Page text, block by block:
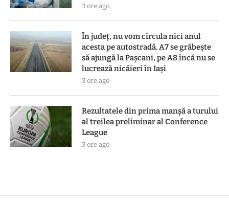
3 ore ago
În județ, nu vom circula nici anul
acesta pe autostradă. A7 se grăbește
să ajungă la Pașcani, pe A8 încă nu se
lucrează nicăieri în Iași
3 ore ago
Rezultatele din prima manşă a turului
al treilea preliminar al Conference
League
3 ore ago